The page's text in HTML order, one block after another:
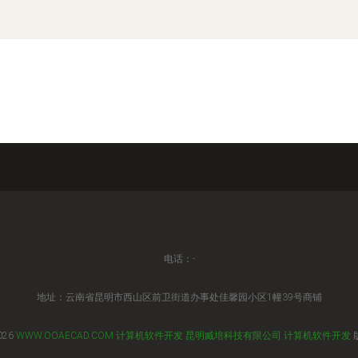
电话：-
地址：云南省昆明市西山区前卫街道办事处佳馨园小区1幢39号商铺
WWW.OOAECAD.COM 计算机软件开发 昆明臧培科技有限公司 计算机软件开发